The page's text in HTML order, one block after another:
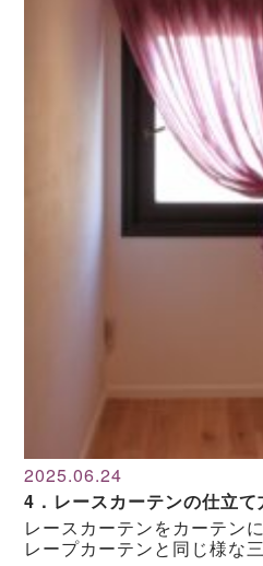
2025.06.24
4．レースカーテンの仕立て
レースカーテンをカーテン
レープカーテンと同じ様な